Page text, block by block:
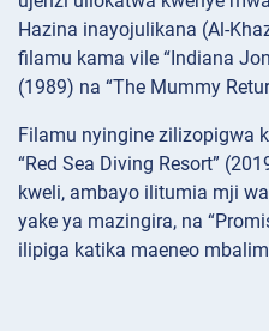
Hazina inayojulikana (Al-
filamu kama vile “Indiana
(1989) na “The Mummy
Filamu nyingine zilizopigwa
“Red Sea Diving Resort”
kweli, ambayo ilitumia mji
yake ya mazingira, na
ilipiga katika maeneo